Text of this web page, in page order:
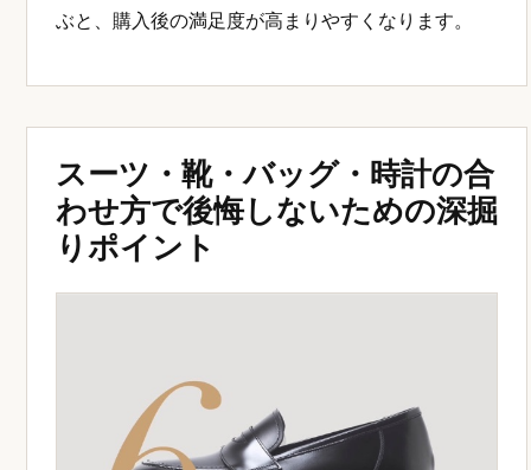
ぶと、購入後の満足度が高まりやすくなります。
スーツ・靴・バッグ・時計の合
わせ方で後悔しないための深掘
りポイント